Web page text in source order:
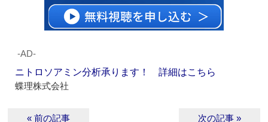
‐AD‐
ニトロソアミン分析承ります！ 詳細はこちら
蝶理株式会社
« 前の記事 次の記事 »